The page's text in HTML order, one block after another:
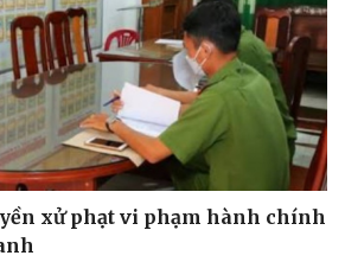
xử phạt vi phạm hành chính